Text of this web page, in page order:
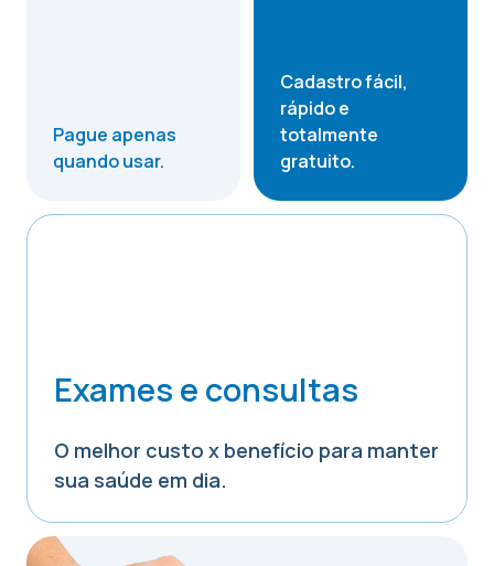
Pague apenas
quando usar.
Exames e consultas
O melhor custo x benefício para manter
sua saúde em dia.
Cadastro fácil,
rápido e
totalmente
gratuito.